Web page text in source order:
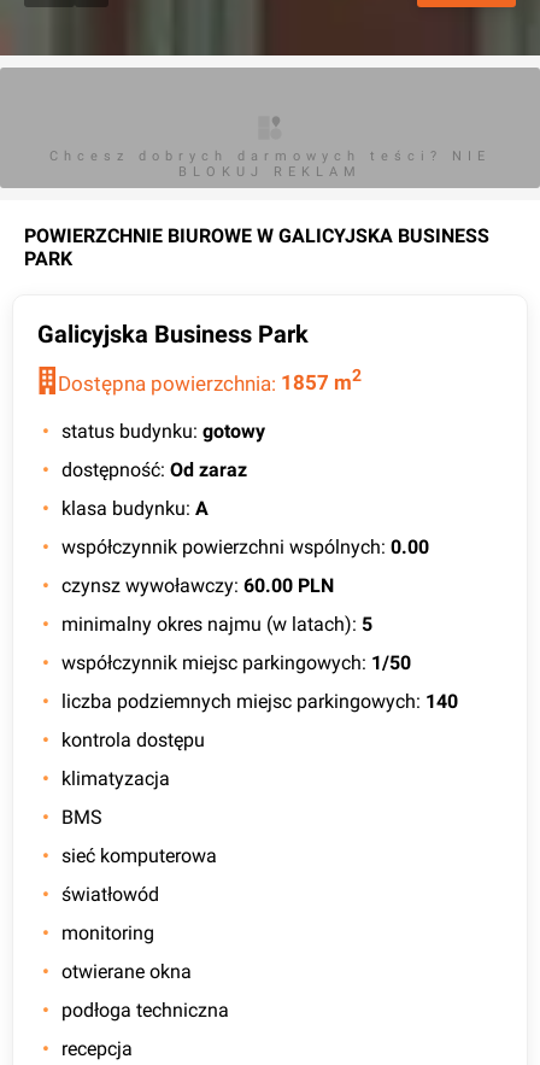
Chcesz dobrych darmowych teści? NIE
BLOKUJ REKLAM
POWIERZCHNIE BIUROWE W GALICYJSKA BUSINESS
PARK
Galicyjska Business Park
Dostępna powierzchnia: 1857 m2
status budynku: gotowy
dostępność: Od zaraz
klasa budynku: A
współczynnik powierzchni wspólnych: 0.00
czynsz wywoławczy: 60.00 PLN
minimalny okres najmu (w latach): 5
współczynnik miejsc parkingowych: 1/50
liczba podziemnych miejsc parkingowych: 140
kontrola dostępu
klimatyzacja
BMS
sieć komputerowa
światłowód
monitoring
otwierane okna
podłoga techniczna
recepcja